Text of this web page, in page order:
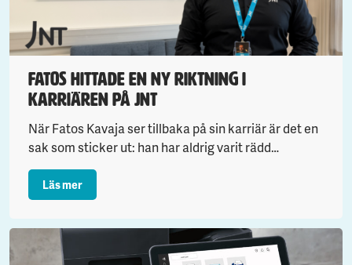
Fatos hittade en ny riktning i
karriären på JNT
När Fatos Kavaja ser tillbaka på sin karriär är det en
sak som sticker ut: han har aldrig varit rädd…
Läs mer: Fatos hittade en ny riktning i karriären på JNT